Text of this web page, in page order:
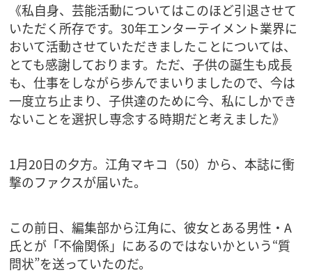
《私自身、芸能活動についてはこのほど引退させて
いただく所存です。30年エンターテイメント業界に
おいて活動させていただきましたことについては、
とても感謝しております。ただ、子供の誕生も成長
も、仕事をしながら歩んでまいりましたので、今は
一度立ち止まり、子供達のために今、私にしかでき
ないことを選択し専念する時期だと考えました》
1月20日の夕方。江角マキコ（50）から、本誌に衝
撃のファクスが届いた。
この前日、編集部から江角に、彼女とある男性・A
氏とが「不倫関係」にあるのではないかという“質
問状”を送っていたのだ。